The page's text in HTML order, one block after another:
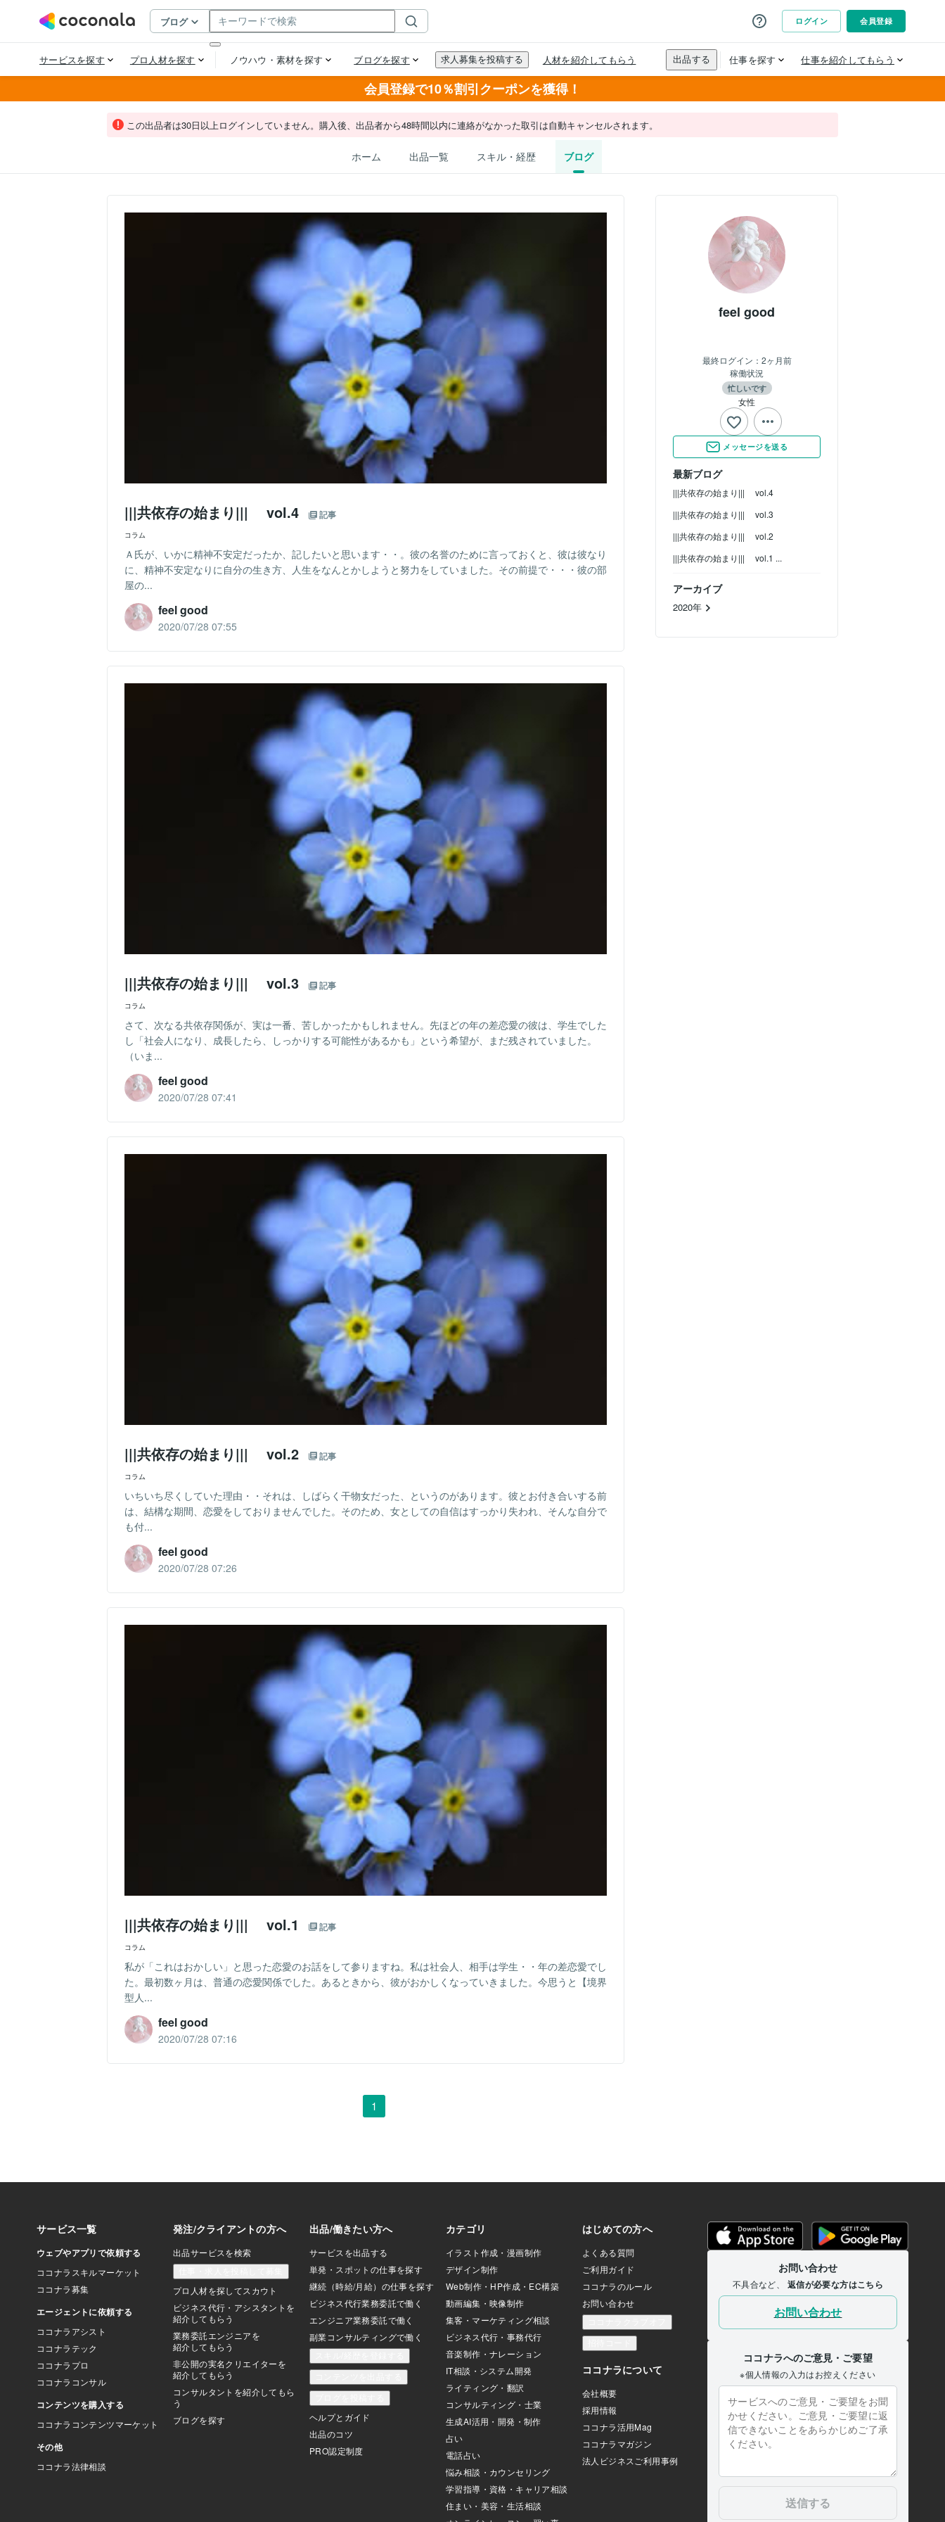
会員登録で10％割引クーポンを獲得！
この出品者は30日以上ログインしていません。購入後、出品者から48時間以内に連絡がなかった取引は自動キャンセルされます。
ホーム 出品一覧 スキル・経歴 ブログ
feel good
最終ログイン： 2ヶ月前
稼働状況
忙しいです
女性
メッセージを送る
最新ブログ
|||共依存の始まり||| vol.4
|||共依存の始まり||| vol.3
|||共依存の始まり||| vol.2
|||共依存の始まり||| vol.1 ...
アーカイブ
2020年
|||共依存の始まり||| vol.4 記事
コラム
Ａ氏が、いかに精神不安定だったか、記したいと思います・・。彼の名誉のために言っておくと、彼は彼なり
に、精神不安定なりに自分の生き方、人生をなんとかしようと努力をしていました。その前提で・・・彼の部
屋の...
feel good
2020/07/28 07:55
|||共依存の始まり||| vol.3 記事
コラム
さて、次なる共依存関係が、実は一番、苦しかったかもしれません。先ほどの年の差恋愛の彼は、学生でした
し「社会人になり、成長したら、しっかりする可能性があるかも」という希望が、まだ残されていました。
（いま...
feel good
2020/07/28 07:41
|||共依存の始まり||| vol.2 記事
コラム
いちいち尽くしていた理由・・それは、しばらく干物女だった、というのがあります。彼とお付き合いする前
は、結構な期間、恋愛をしておりませんでした。そのため、女としての自信はすっかり失われ、そんな自分で
も付...
feel good
2020/07/28 07:26
|||共依存の始まり||| vol.1 記事
コラム
私が「これはおかしい」と思った恋愛のお話をして参りますね。私は社会人、相手は学生・・年の差恋愛でし
た。最初数ヶ月は、普通の恋愛関係でした。あるときから、彼がおかしくなっていきました。今思うと【境界
型人...
feel good
2020/07/28 07:16
1